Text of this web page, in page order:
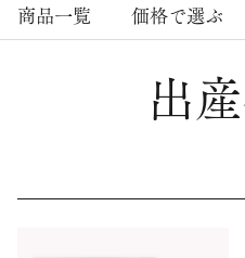
商品一覧 価格で選ぶ
出